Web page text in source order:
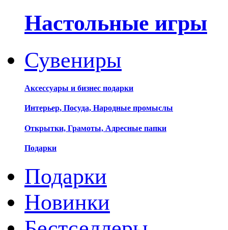
Настольные игры
Сувениры
Аксессуары и бизнес подарки
Интерьер, Посуда, Народные промыслы
Открытки, Грамоты, Адресные папки
Подарки
Подарки
Новинки